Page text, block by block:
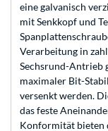
eine galvanisch
mit Senkkopf und
Verarbeitung in
Sechsrund-Antrieb
maximaler Bit-
versenkt werden.
das feste
Konformität bieten